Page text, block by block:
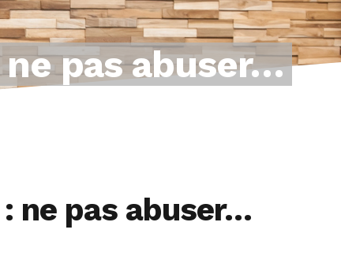
pas abuser…
ne pas abuser…